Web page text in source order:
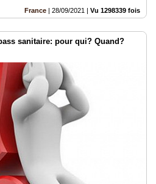
France | 28/09/2021 | Vu 1298339 fois
sanitaire: pour qui? Quand?